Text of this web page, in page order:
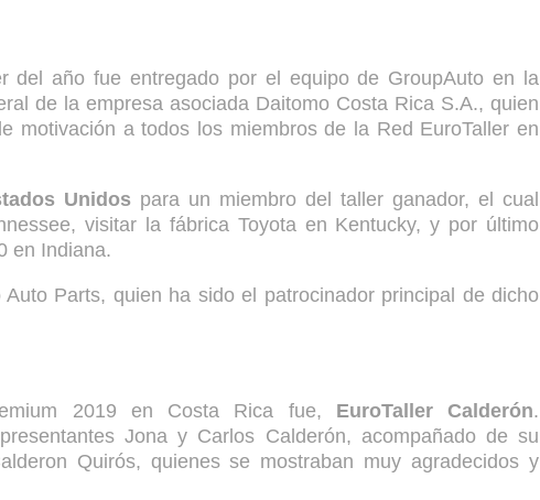
del año fue entregado por el equipo de GroupAuto en la
de la empresa asociada Daitomo Costa Rica S.A., quien
motivación a todos los miembros de la Red EuroTaller en
Unidos para un miembro del taller ganador, el cual
visitar la fábrica Toyota en Kentucky, y por último
en Indiana.
Parts, quien ha sido el patrocinador principal de dicho
2019 en Costa Rica fue, EuroTaller Calderón.
Jona y Carlos Calderón, acompañado de su
Quirós, quienes se mostraban muy agradecidos y